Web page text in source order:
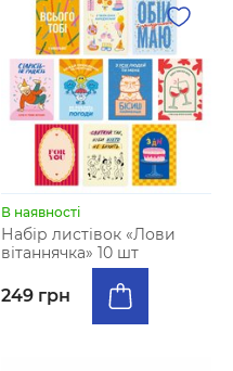
В наявності
Набір листівок «Лови
вітаннячка» 10 шт
249 грн